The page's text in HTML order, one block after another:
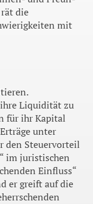
die
mit
Liquidität zu
für ihr Kapital
unter
den Steuervorteil
im ju­ristischen
Einfluss“
er greift auf die